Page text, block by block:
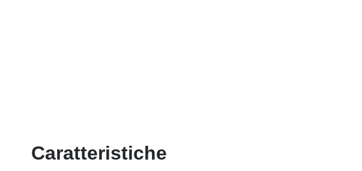
Caratteristiche